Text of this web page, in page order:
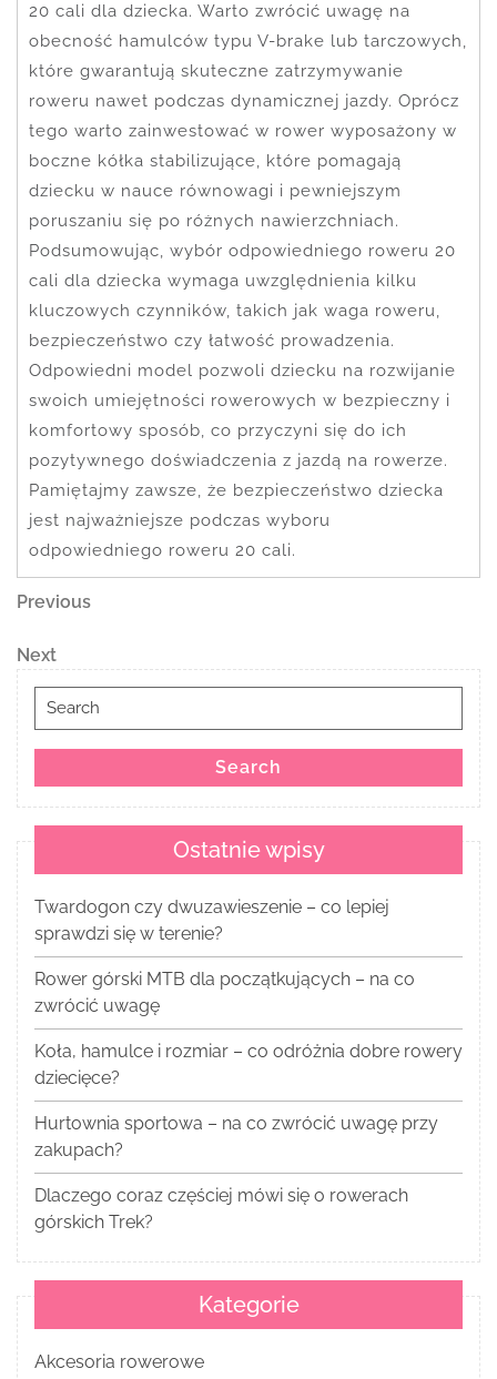
20 cali dla dziecka. Warto zwrócić uwagę na
obecność hamulców typu V-brake lub tarczowych,
które gwarantują skuteczne zatrzymywanie
roweru nawet podczas dynamicznej jazdy. Oprócz
tego warto zainwestować w rower wyposażony w
boczne kółka stabilizujące, które pomagają
dziecku w nauce równowagi i pewniejszym
poruszaniu się po różnych nawierzchniach.
Podsumowując, wybór odpowiedniego roweru 20
cali dla dziecka wymaga uwzględnienia kilku
kluczowych czynników, takich jak waga roweru,
bezpieczeństwo czy łatwość prowadzenia.
Odpowiedni model pozwoli dziecku na rozwijanie
swoich umiejętności rowerowych w bezpieczny i
komfortowy sposób, co przyczyni się do ich
pozytywnego doświadczenia z jazdą na rowerze.
Pamiętajmy zawsze, że bezpieczeństwo dziecka
jest najważniejsze podczas wyboru
odpowiedniego roweru 20 cali.
Nawigacja
wpisu
Previous
Previous
Next
Post
Next
Search
for:
Search
Ostatnie wpisy
Twardogon czy dwuzawieszenie – co lepiej
sprawdzi się w terenie?
Rower górski MTB dla początkujących – na co
zwrócić uwagę
Koła, hamulce i rozmiar – co odróżnia dobre rowery
dziecięce?
Hurtownia sportowa – na co zwrócić uwagę przy
zakupach?
Dlaczego coraz częściej mówi się o rowerach
górskich Trek?
Kategorie
Akcesoria rowerowe